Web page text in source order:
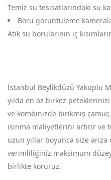
Temiz su tesisatlarındaki su
Boru görüntüleme
Atık su borularının iç
İstanbul Beylikdüzü Yakuplu
yılda en az birkez
ve kombinizde birikmiş
ısınma maliyetlerini artırır ve
uzun yıllar boyunca size
verimliliğiniz maksimum
birlikte koruruz.